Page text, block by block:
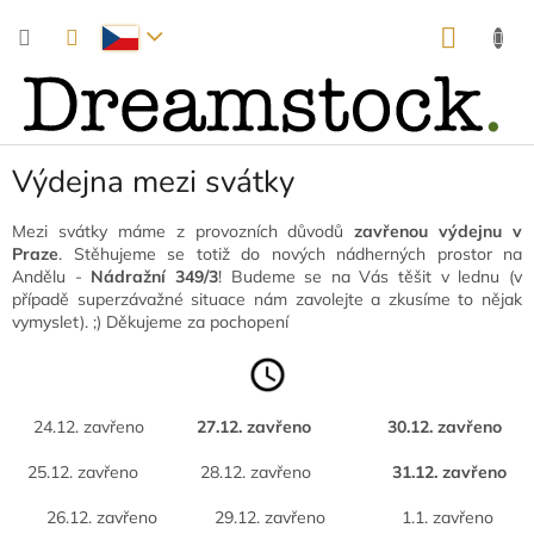
Výdejna mezi svátky
Mezi svátky máme z provozních důvodůzavřenou výdejnu v
Praze. Stěhujeme se totiž do nových nádherných prostor na
Andělu - Nádražní 349/3! Budeme se na Vás těšit v lednu (v
případě superzávažné situace nám zavolejte a zkusíme to nějak
vymyslet). ;) Děkujeme za pochopení
24.12. zavřeno 27.12. zavřeno 30.12. zavřeno
25.12. zavřeno 28.12. zavřeno 31.12. zavřeno
26.12. zavřeno 29.12. zavřeno 1.1. zavřeno